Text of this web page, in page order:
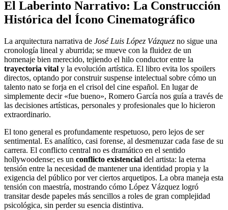
El Laberinto Narrativo: La Construcción
Histórica del Ícono Cinematográfico
La arquitectura narrativa de José Luis López Vázquez no sigue una
cronología lineal y aburrida; se mueve con la fluidez de un
homenaje bien merecido, tejiendo el hilo conductor entre la
trayectoria vital y la evolución artística. El libro evita los spoilers
directos, optando por construir suspense intelectual sobre cómo un
talento nato se forja en el crisol del cine español. En lugar de
simplemente decir «fue bueno», Romero García nos guía a través de
las decisiones artísticas, personales y profesionales que lo hicieron
extraordinario.
El tono general es profundamente respetuoso, pero lejos de ser
sentimental. Es analítico, casi forense, al desmenuzar cada fase de su
carrera. El conflicto central no es dramático en el sentido
hollywoodense; es un conflicto existencial del artista: la eterna
tensión entre la necesidad de mantener una identidad propia y la
exigencia del público por ver ciertos arquetipos. La obra maneja esta
tensión con maestría, mostrando cómo López Vázquez logró
transitar desde papeles más sencillos a roles de gran complejidad
psicológica, sin perder su esencia distintiva.